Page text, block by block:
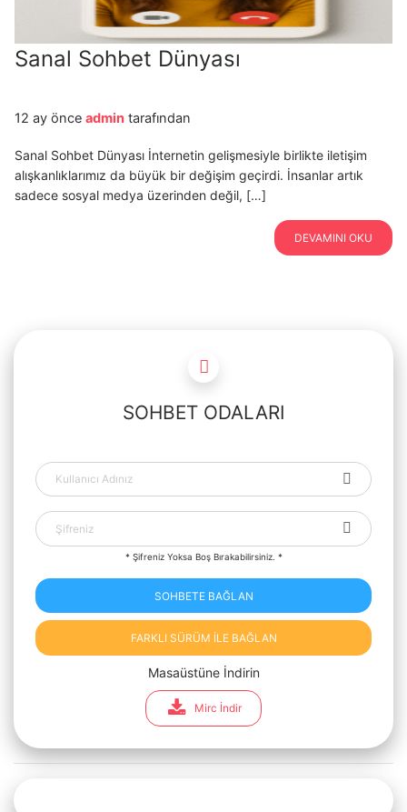
Sanal Sohbet Dünyası
12 ay önce admin tarafından
Sanal Sohbet Dünyası İnternetin gelişmesiyle birlikte iletişim
alışkanlıklarımız da büyük bir değişim geçirdi. İnsanlar artık
sadece sosyal medya üzerinden değil, […]
DEVAMINI OKU
SOHBET ODALARI
* Şifreniz Yoksa Boş Bırakabilirsiniz. *
SOHBETE BAĞLAN
FARKLI SÜRÜM İLE BAĞLAN
Masaüstüne İndirin
Mirc İndir